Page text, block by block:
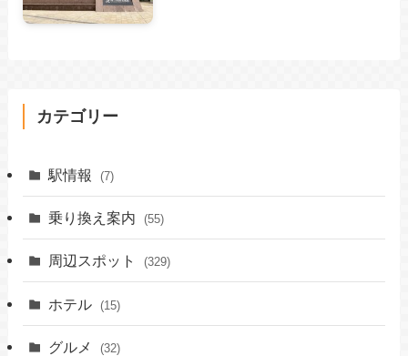
カテゴリー
駅情報 (7)
乗り換え案内 (55)
周辺スポット (329)
ホテル (15)
グルメ (32)